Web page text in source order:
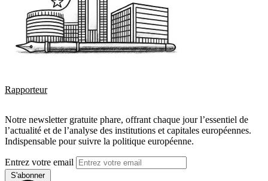
Rapporteur
Notre newsletter gratuite phare, offrant chaque jour l’essentiel de
l’actualité et de l’analyse des institutions et capitales européennes.
Indispensable pour suivre la politique européenne.
Entrez votre email
S'abonner